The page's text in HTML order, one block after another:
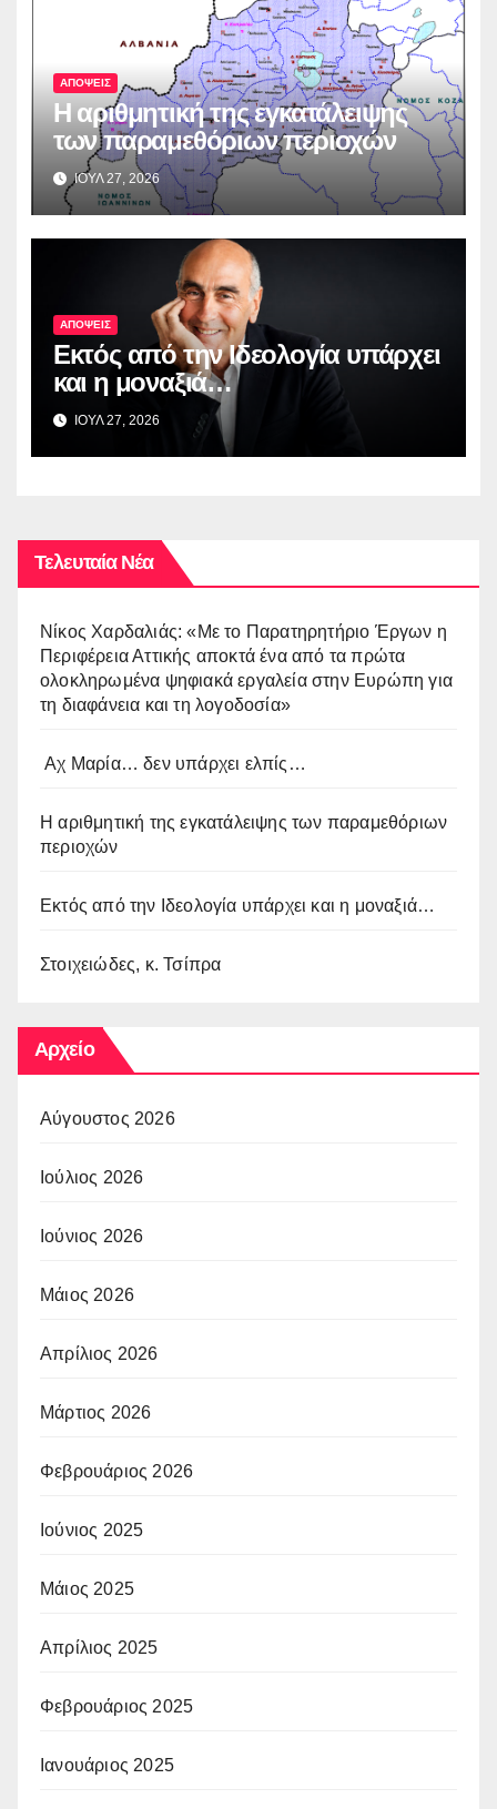
ΑΠΟΨΕΙΣ
Η αριθμητική της εγκατάλειψης
των παραμεθόριων περιοχών
ΙΟΥΛ 27, 2026
ΑΠΟΨΕΙΣ
Εκτός από την Ιδεολογία υπάρχει
και η μοναξιά…
ΙΟΥΛ 27, 2026
Τελευταία Νέα
Νίκος Χαρδαλιάς: «Με το Παρατηρητήριο Έργων η
Περιφέρεια Αττικής αποκτά ένα από τα πρώτα
ολοκληρωμένα ψηφιακά εργαλεία στην Ευρώπη για
τη διαφάνεια και τη λογοδοσία»
Αχ Μαρία… δεν υπάρχει ελπίς…
Η αριθμητική της εγκατάλειψης των παραμεθόριων
περιοχών
Εκτός από την Ιδεολογία υπάρχει και η μοναξιά…
Στοιχειώδες, κ. Τσίπρα
Αρχείο
Αύγουστος 2026
Ιούλιος 2026
Ιούνιος 2026
Μάιος 2026
Απρίλιος 2026
Μάρτιος 2026
Φεβρουάριος 2026
Ιούνιος 2025
Μάιος 2025
Απρίλιος 2025
Φεβρουάριος 2025
Ιανουάριος 2025